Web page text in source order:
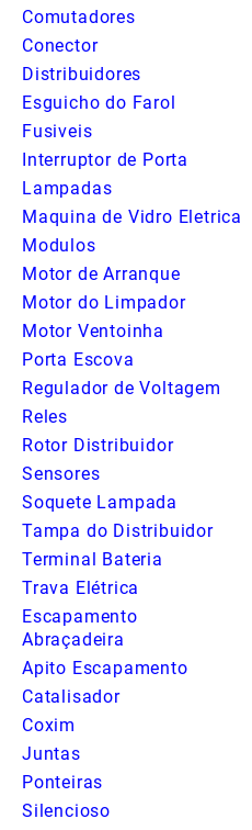
Comutadores
Conector
Distribuidores
Esguicho do Farol
Fusiveis
Interruptor de Porta
Lampadas
Maquina de Vidro Eletrica
Modulos
Motor de Arranque
Motor do Limpador
Motor Ventoinha
Porta Escova
Regulador de Voltagem
Reles
Rotor Distribuidor
Sensores
Soquete Lampada
Tampa do Distribuidor
Terminal Bateria
Trava Elétrica
Escapamento
Abraçadeira
Apito Escapamento
Catalisador
Coxim
Juntas
Ponteiras
Silencioso